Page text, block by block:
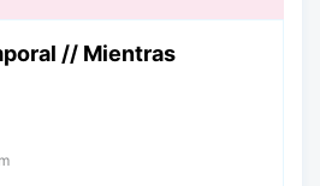
// Mientras